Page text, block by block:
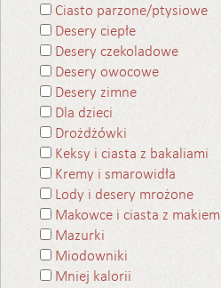
Ciasto parzone/ptysiowe
Desery ciepłe
Desery czekoladowe
Desery owocowe
Desery zimne
Dla dzieci
Drożdżówki
Keksy i ciasta z bakaliami
Kremy i smarowidła
Lody i desery mrożone
Makowce i ciasta z makiem
Mazurki
Miodowniki
Mniej kalorii